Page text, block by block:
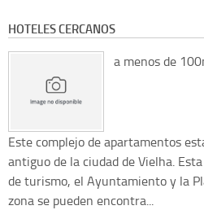
HOTELES CERCANOS
a menos de
Este complejo de apartamentos
antiguo de la ciudad de Vielha.
de turismo, el Ayuntamiento y la
zona se pueden encontra...